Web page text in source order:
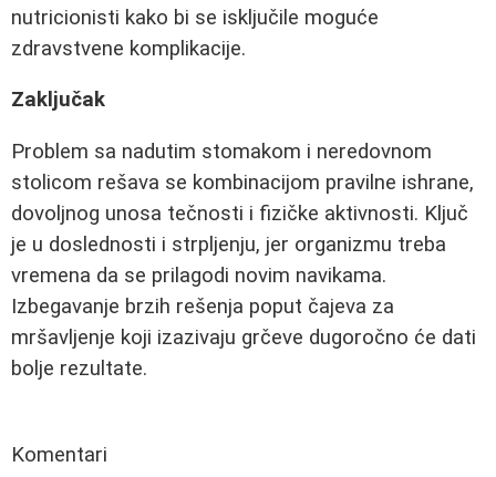
nutricionisti kako bi se isključile moguće
zdravstvene komplikacije.
Zaključak
Problem sa nadutim stomakom i neredovnom
stolicom rešava se kombinacijom pravilne ishrane,
dovoljnog unosa tečnosti i fizičke aktivnosti. Ključ
je u doslednosti i strpljenju, jer organizmu treba
vremena da se prilagodi novim navikama.
Izbegavanje brzih rešenja poput čajeva za
mršavljenje koji izazivaju grčeve dugoročno će dati
bolje rezultate.
Komentari